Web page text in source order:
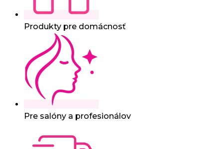
Produkty pre domácnosť
Pre salóny a profesionálov